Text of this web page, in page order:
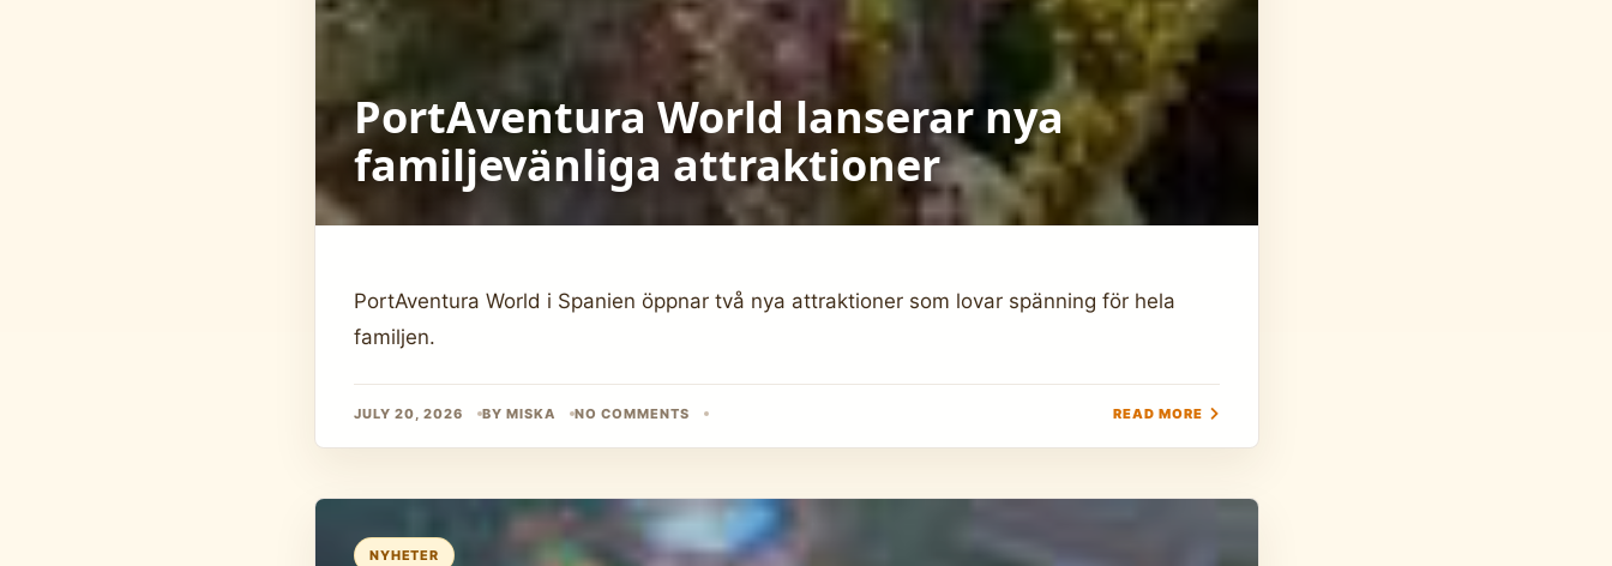
PortAventura World lanserar nya
familjevänliga attraktioner
PortAventura World i Spanien öppnar två nya attraktioner som lovar spänning för hela
familjen.
JULY 20, 2026 BY MISKA NO COMMENTS READ MORE
NYHETER